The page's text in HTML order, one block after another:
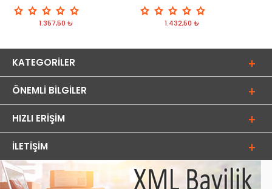
1.357,50 ₺ 1.432,50 ₺
KATEGORILER
ÖNEMLI BILGILER
HIZLI ERIŞIM
İLETIŞIM